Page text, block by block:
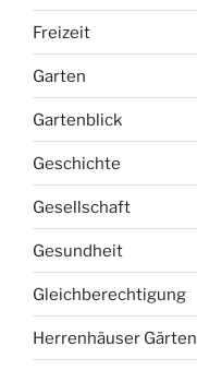
Freizeit
Garten
Gartenblick
Geschichte
Gesellschaft
Gesundheit
Gleichberechtigung
Herrenhäuser Gärten